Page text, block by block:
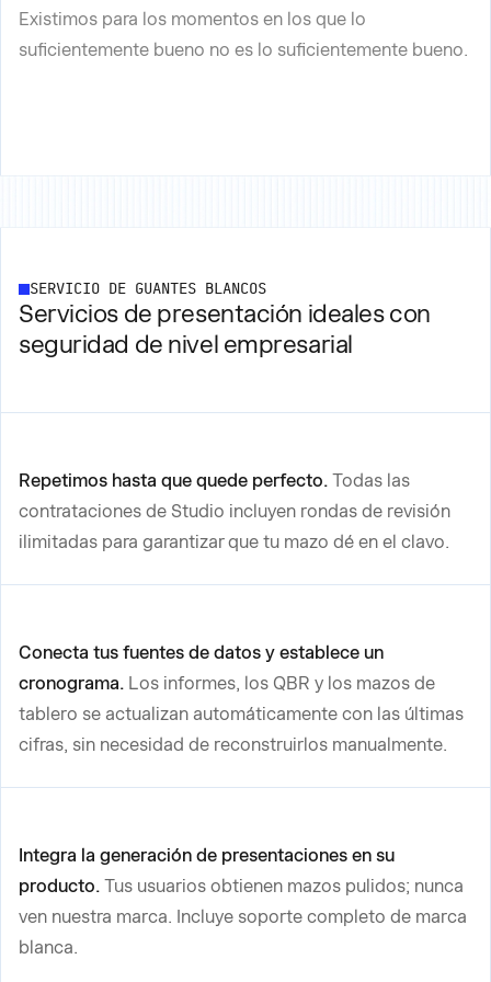
Existimos para los momentos en los que lo
suficientemente bueno no es lo suficientemente bueno.
SERVICIO DE GUANTES BLANCOS
Servicios de presentación ideales con
seguridad de nivel empresarial
Repetimos hasta que quede perfecto. Todas las
contrataciones de Studio incluyen rondas de revisión
ilimitadas para garantizar que tu mazo dé en el clavo.
Conecta tus fuentes de datos y establece un
cronograma. Los informes, los QBR y los mazos de
tablero se actualizan automáticamente con las últimas
cifras, sin necesidad de reconstruirlos manualmente.
Integra la generación de presentaciones en su
producto. Tus usuarios obtienen mazos pulidos; nunca
ven nuestra marca. Incluye soporte completo de marca
blanca.